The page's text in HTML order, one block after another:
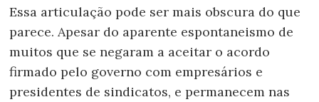
Essa articulação pode ser mais obscura do que
parece. Apesar do aparente espontaneismo de
muitos que se negaram a aceitar o acordo
firmado pelo governo com empresários e
presidentes de sindicatos, e permanecem nas